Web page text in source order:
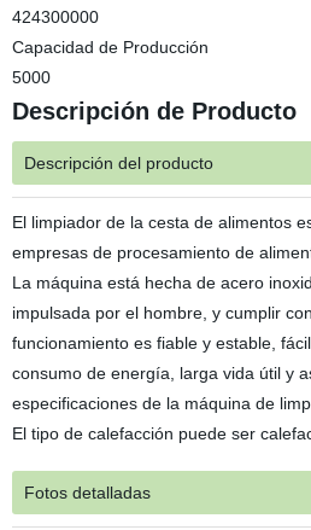
424300000
Capacidad de Producción
5000
Descripción de Producto
Descripción del producto
El limpiador de la cesta de alimentos
empresas de procesamiento de
La máquina está hecha de acero
impulsada por el hombre, y cumplir
funcionamiento es fiable y estable,
consumo de energía, larga vida útil y
especificaciones de la máquina de
El tipo de calefacción puede ser
Fotos detalladas